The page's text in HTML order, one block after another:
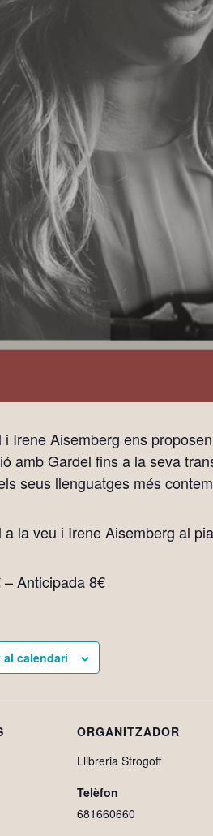
Irene Aisemberg ens
amb Gardel fins a la seva
seus llenguatges més
la veu i Irene Aisemberg al
–Anticipada 8€
al calendari
ORGANITZADOR
Llibreria Strogoff
Telèfon
681660660